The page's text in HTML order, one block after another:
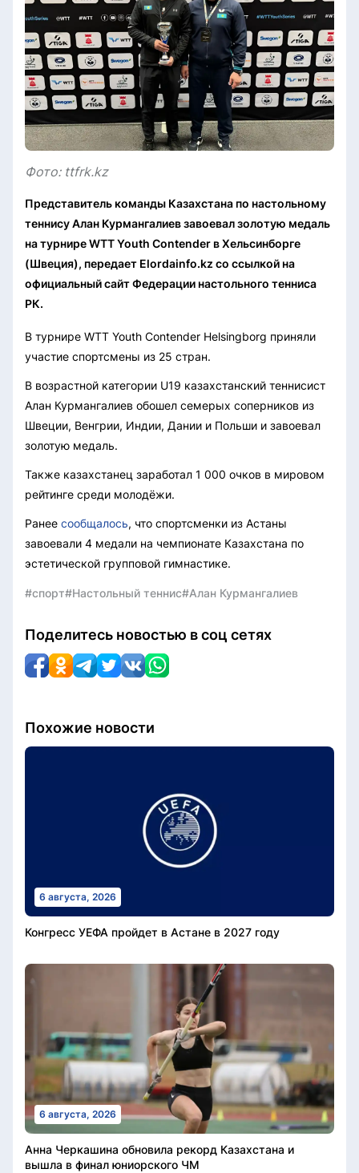
Фото: ttfrk.kz
Представитель команды Казахстана по настольному
теннису Алан Курмангалиев завоевал золотую медаль
на турнире WTT Youth Contender в Хельсинборге
(Швеция), передает Elordainfo.kz со ссылкой на
официальный сайт Федерации настольного тенниса
РК.
В турнире WTT Youth Contender Helsingborg приняли
участие спортсмены из 25 стран.
В возрастной категории U19 казахстанский теннисист
Алан Курмангалиев обошел семерых соперников из
Швеции, Венгрии, Индии, Дании и Польши и завоевал
золотую медаль.
Также казахстанец заработал 1 000 очков в мировом
рейтинге среди молодёжи.
Ранее сообщалось, что спортсменки из Астаны
завоевали 4 медали на чемпионате Казахстана по
эстетической групповой гимнастике.
#спорт#Настольный теннис#Алан Курмангалиев
Поделитесь новостью в соц сетях
Похожие новости
6 августа, 2026
Конгресс УЕФА пройдет в Астане в 2027 году
6 августа, 2026
Анна Черкашина обновила рекорд Казахстана и
вышла в финал юниорского ЧМ